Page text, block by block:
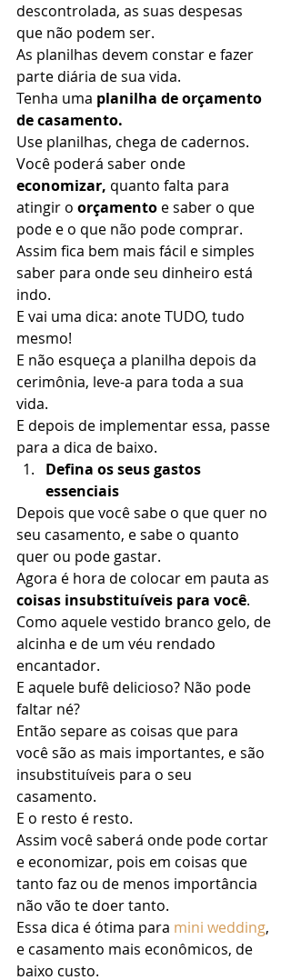
descontrolada, as suas despesas
que não podem ser.
As planilhas devem constar e fazer
parte diária de sua vida.
Tenha uma planilha de orçamento
de casamento.
Use planilhas, chega de cadernos.
Você poderá saber onde
economizar, quanto falta para
atingir o orçamento e saber o que
pode e o que não pode comprar.
Assim fica bem mais fácil e simples
saber para onde seu dinheiro está
indo.
E vai uma dica: anote TUDO, tudo
mesmo!
E não esqueça a planilha depois da
cerimônia, leve-a para toda a sua
vida.
E depois de implementar essa, passe
para a dica de baixo.
Defina os seus gastos
essenciais
Depois que você sabe o que quer no
seu casamento, e sabe o quanto
quer ou pode gastar.
Agora é hora de colocar em pauta as
coisas insubstituíveis para você.
Como aquele vestido branco gelo, de
alcinha e de um véu rendado
encantador.
E aquele bufê delicioso? Não pode
faltar né?
Então separe as coisas que para
você são as mais importantes, e são
insubstituíveis para o seu
casamento.
E o resto é resto.
Assim você saberá onde pode cortar
e economizar, pois em coisas que
tanto faz ou de menos importância
não vão te doer tanto.
Essa dica é ótima para mini wedding,
e casamento mais econômicos, de
baixo custo.